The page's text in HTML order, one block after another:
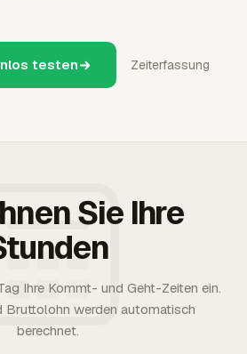
testen Zeiterfassung
Sie Ihre
Ihre Kommt- und Geht-Zeiten ein.
Bruttolohn werden automatisch
berechnet.